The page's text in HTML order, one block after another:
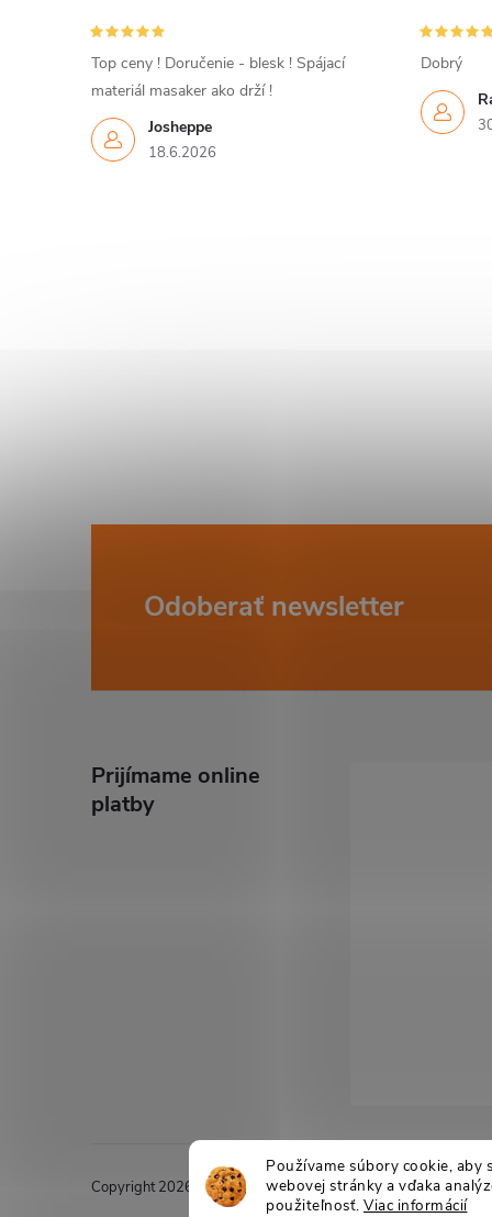
Používame súbory cookie,
webovej stránky a vďaka
použiteľnosť. Viac informácií
r
Josheppe
18.6.2026
Top ceny ! Doručenie - blesk ! Spájací
materiál masaker ako drží !
Dobrý
Odoberať newsletter
Prijímame online
platby
Copyright 2026 Drevospoj . Všetky práva vyhradené.Upraviť